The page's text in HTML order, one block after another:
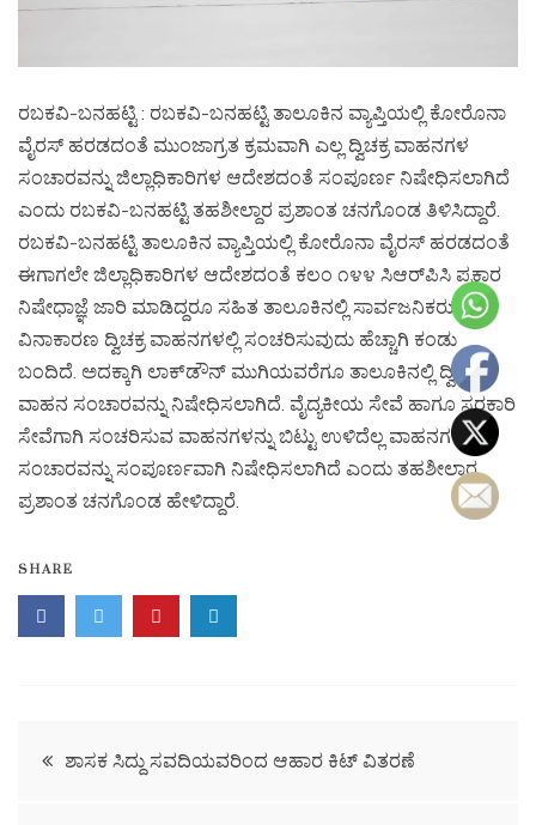
ರಬಕವಿ-ಬನಹಟ್ಟಿ : ರಬಕವಿ-ಬನಹಟ್ಟಿ ತಾಲೂಕಿನ ವ್ಯಾಪ್ತಿಯಲ್ಲಿ ಕೋರೊನಾ
ವೈರಸ್ ಹರಡದಂತೆ ಮುಂಜಾಗ್ರತ ಕ್ರಮವಾಗಿ ಎಲ್ಲ ದ್ವಿಚಕ್ರ ವಾಹನಗಳ
ಸಂಚಾರವನ್ನು ಜಿಲ್ಲಾಧಿಕಾರಿಗಳ ಆದೇಶದಂತೆ ಸಂಪೂರ್ಣ ನಿಷೇಧಿಸಲಾಗಿದೆ
ಎಂದು ರಬಕವಿ-ಬನಹಟ್ಟಿ ತಹಶೀಲ್ದಾರ ಪ್ರಶಾಂತ ಚನಗೊಂಡ ತಿಳಿಸಿದ್ದಾರೆ.
ರಬಕವಿ-ಬನಹಟ್ಟಿ ತಾಲೂಕಿನ ವ್ಯಾಪ್ತಿಯಲ್ಲಿ ಕೋರೊನಾ ವೈರಸ್ ಹರಡದಂತೆ
ಈಗಾಗಲೇ ಜಿಲ್ಲಾಧಿಕಾರಿಗಳ ಆದೇಶದಂತೆ ಕಲಂ ೧೪೪ ಸಿಆರ್‌ಪಿಸಿ ಪ್ರಕಾರ
ನಿಷೇಧಾಜ್ಞೆ ಜಾರಿ ಮಾಡಿದ್ದರೂ ಸಹಿತ ತಾಲೂಕಿನಲ್ಲಿ ಸಾರ್ವಜನಿಕರು
ವಿನಾಕಾರಣ ದ್ವಿಚಕ್ರ ವಾಹನಗಳಲ್ಲಿ ಸಂಚರಿಸುವುದು ಹೆಚ್ಚಾಗಿ ಕಂಡು
ಬಂದಿದೆ. ಅದಕ್ಕಾಗಿ ಲಾಕ್‌ಡೌನ್ ಮುಗಿಯವರೆಗೂ ತಾಲೂಕಿನಲ್ಲಿ ದ್ವಿಚಕ್ರ
ವಾಹನ ಸಂಚಾರವನ್ನು ನಿಷೇಧಿಸಲಾಗಿದೆ. ವೈದ್ಯಕೀಯ ಸೇವೆ ಹಾಗೂ ಸರಕಾರಿ
ಸೇವೆಗಾಗಿ ಸಂಚರಿಸುವ ವಾಹನಗಳನ್ನು ಬಿಟ್ಟು ಉಳಿದೆಲ್ಲ ವಾಹನಗಳ
ಸಂಚಾರವನ್ನು ಸಂಪೂರ್ಣವಾಗಿ ನಿಷೇಧಿಸಲಾಗಿದೆ ಎಂದು ತಹಶೀಲ್ದಾರ
ಪ್ರಶಾಂತ ಚನಗೊಂಡ ಹೇಳಿದ್ದಾರೆ.
SHARE
ಶಾಸಕ ಸಿದ್ದು ಸವದಿಯವರಿಂದ ಆಹಾರ ಕಿಟ್ ವಿತರಣೆ